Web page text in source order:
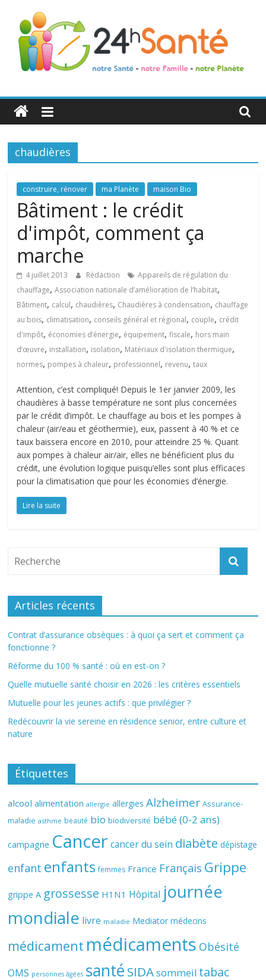
24h
Santé
La
de
toute
famille
chaudières
construire, rénover ma Planète maison Bio
Bâtiment : le crédit
d'impôt, comment ça
marche
4 juillet 2013 Rédaction
Appareils de régulation du
chauffage,Association nationale d’amélioration de l’habitat,
Bâtiment, calcul, chaudières, Chaudières à condensation, chauffage
au bois, climatisation, conseils général et régional, couple, crédit
d'impôt, économies d’énergie, équipement,fiscale, hors main
d’œuvre, installation, isolation, Matériaux d'isolation thermique,
normes, pompes à chaleur, professionnel, revenu,taux
Attention, c’est compliqué! Depuis le 1er janvier 2009, les
chaudières à basse température ne sont plus concernées
par le crédit d’impôt. Le chauffage au bois et les pompes à
chaleur (air/eau et géothermie), eux, passent à 40 % et ce
taux baissera encore en 2010, pour atteindre 25 %. Quant
aux pompes à chaleur air/air, elles ne bénéficient plus du
crédit, une évolution logique puisqu’elles sont plus efficaces
pour la climatisation que pour les économies d’énergie.
Lire la suite
Articles récents
Contrat d’assurance obsèques : à quoi ça sert et comment ça
fonctionne ?
Réforme du 100 % santé : où en est-on ?
Quelle mutuelle santé choisir en 2026 : les critères essentiels
Mutuelle pour les jeunes actifs : que privilégier ?
Redécouvrir la vie sereine en résidence senior, entre culture et
nature
Étiquettes
alcool alimentation allergie allergies Alzheimer Assurance-
maladie asthme beauté bio biodiversité bébé (0-2 ans)
campagne Cancer cancer du sein diabète dépistage
enfant enfants femmes France Français Grippe
grippe A grossesse H1N1 Hôpital journée
mondiale livre maladie Mediator médecins
médicament médicaments Obésité
OMS personnes âgées santé SIDAsommeil tabac